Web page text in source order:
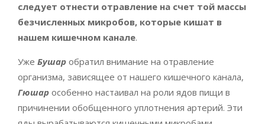
следует отнести отравление на счет той массы
безчисленных микробов, которые кишат в
нашем кишечном канале.
Уже Бушар обратил внимание на отравление
организма, зависящее от нашего кишечного канала,
Гюшар особенно настаивал на роли ядов пищи в
причинении обобщенного уплотнения артерий. Эти